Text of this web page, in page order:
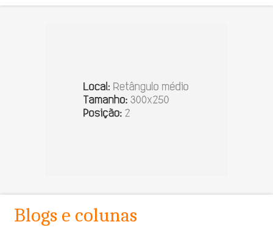
Blogs e colunas